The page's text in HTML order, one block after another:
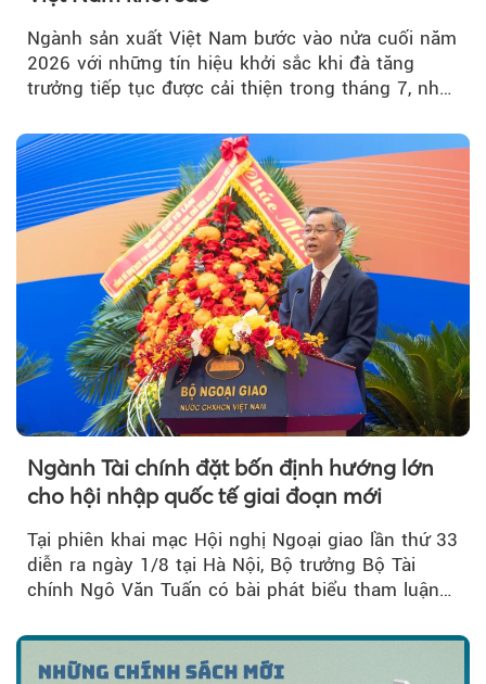
Ngành sản xuất Việt Nam bước vào nửa cuối năm
2026 với những tín hiệu khởi sắc khi đà tăng
trưởng tiếp tục được cải thiện trong tháng 7, nhờ
nhiệt và niềm tin kinh doanh dần phục hồi.
Ngành Tài chính đặt bốn định hướng lớn
cho hội nhập quốc tế giai đoạn mới
Tại phiên khai mạc Hội nghị Ngoại giao lần thứ 33
diễn ra ngày 1/8 tại Hà Nội, Bộ trưởng Bộ Tài
chính Ngô Văn Tuấn có bài phát biểu tham luận